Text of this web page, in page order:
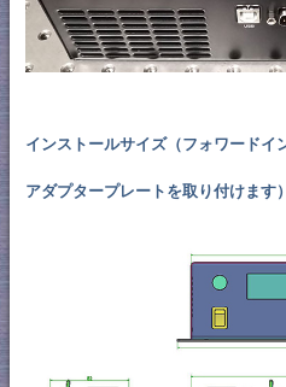
インストールサイズ（フォワードイ
アダプタープレートを取り付けます）